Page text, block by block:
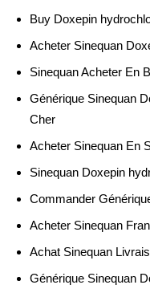
Buy Doxepin
Acheter Sinequan
Sinequan Acheter En
Générique Sinequan
Cher
Acheter Sinequan En
Sinequan Doxepin
Commander
Acheter Sinequan
Achat Sinequan
Générique Sinequan